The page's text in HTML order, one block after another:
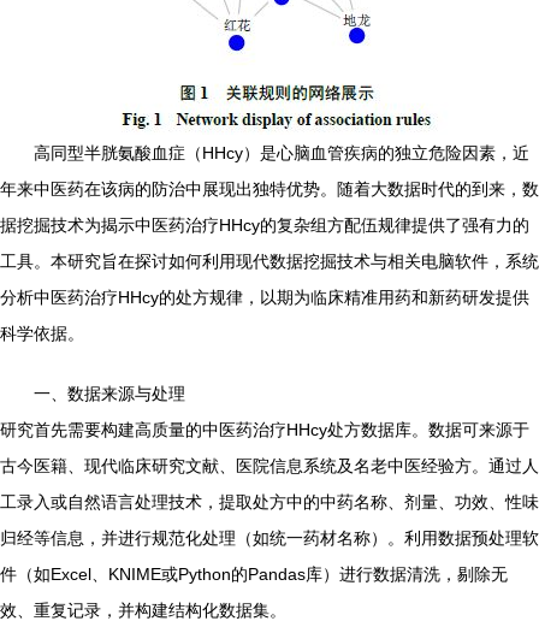
高同型半胱氨酸血症（HHcy）是心脑血管疾病的独立危险因素，近
年来中医药在该病的防治中展现出独特优势。随着大数据时代的到来，数
据挖掘技术为揭示中医药治疗HHcy的复杂组方配伍规律提供了强有力的
工具。本研究旨在探讨如何利用现代数据挖掘技术与相关电脑软件，系统
分析中医药治疗HHcy的处方规律，以期为临床精准用药和新药研发提供
科学依据。
一、数据来源与处理
研究首先需要构建高质量的中医药治疗HHcy处方数据库。数据可来源于
古今医籍、现代临床研究文献、医院信息系统及名老中医经验方。通过人
工录入或自然语言处理技术，提取处方中的中药名称、剂量、功效、性味
归经等信息，并进行规范化处理（如统一药材名称）。利用数据预处理软
件（如Excel、KNIME或Python的Pandas库）进行数据清洗，剔除无
效、重复记录，并构建结构化数据集。